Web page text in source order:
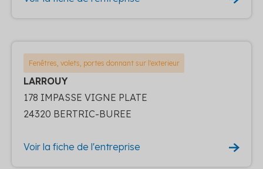
Fenêtres, volets, portes donnant sur l'exterieur
LARROUY
178 IMPASSE VIGNE PLATE
24320 BERTRIC-BUREE
Voir la fiche de l'entreprise